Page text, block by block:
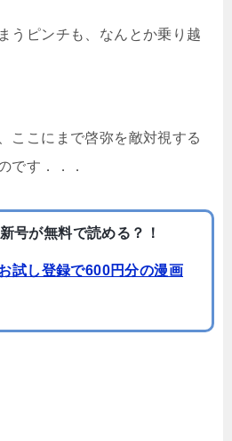
うピンチも、なんとか乗り越
ここにまで啓弥を敵対視する
です．．．
号が無料で読める？！
試し登録で600円分の漫画